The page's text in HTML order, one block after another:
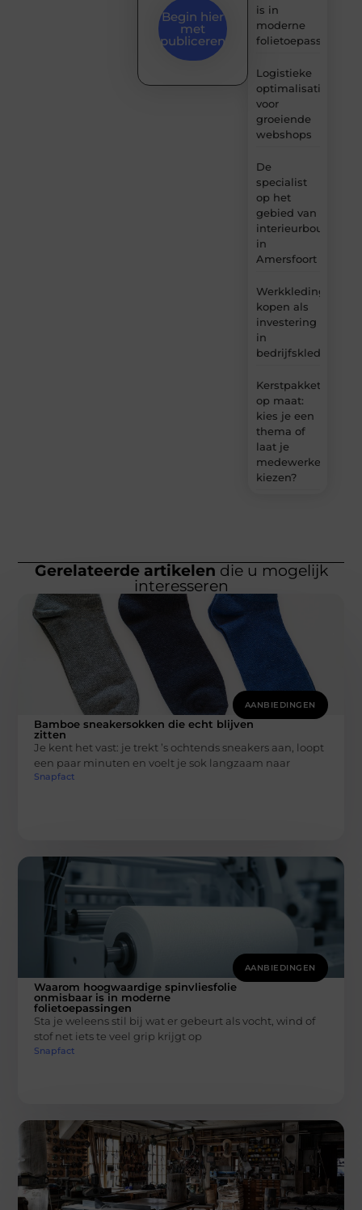
is in
moderne
folietoepassingen
Logistieke
optimalisatie
voor
groeiende
webshops
De
specialist
op het
gebied van
interieurbouw
in
Amersfoort
Werkkleding
kopen als
investering
in
bedrijfskleding
Kerstpakket
op maat:
kies je een
thema of
laat je
medewerkers
kiezen?
Begin hier
met
publiceren
Gerelateerde artikelen die u mogelijk
interesseren
AANBIEDINGEN
Bamboe sneakersokken die echt blijven
zitten
Je kent het vast: je trekt ’s ochtends sneakers aan, loopt
een paar minuten en voelt je sok langzaam naar
Snapfact
AANBIEDINGEN
Waarom hoogwaardige spinvliesfolie
onmisbaar is in moderne
folietoepassingen
Sta je weleens stil bij wat er gebeurt als vocht, wind of
stof net iets te veel grip krijgt op
Snapfact